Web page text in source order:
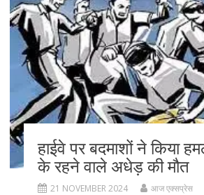
k
हाईवे पर बदमाशों ने किया
के रहने वाले अधेड़ की मौत
21 NOVEMBER 2024 आज एक्सप्रेस